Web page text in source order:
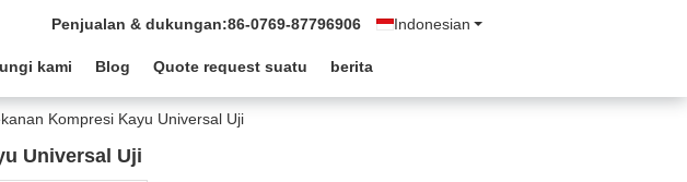
Indonesian
Penjualan & dukungan:86-0769-87796906
kami Blog Quote request suatu berita
Kompresi Kayu Universal Uji
Universal Uji